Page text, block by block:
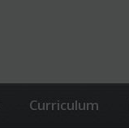
Curriculum